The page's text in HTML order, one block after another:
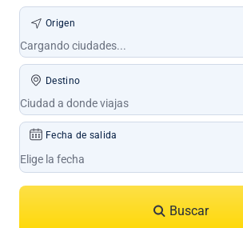
Origen
Destino
Fecha de salida
Buscar